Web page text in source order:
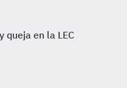
queja en la LEC